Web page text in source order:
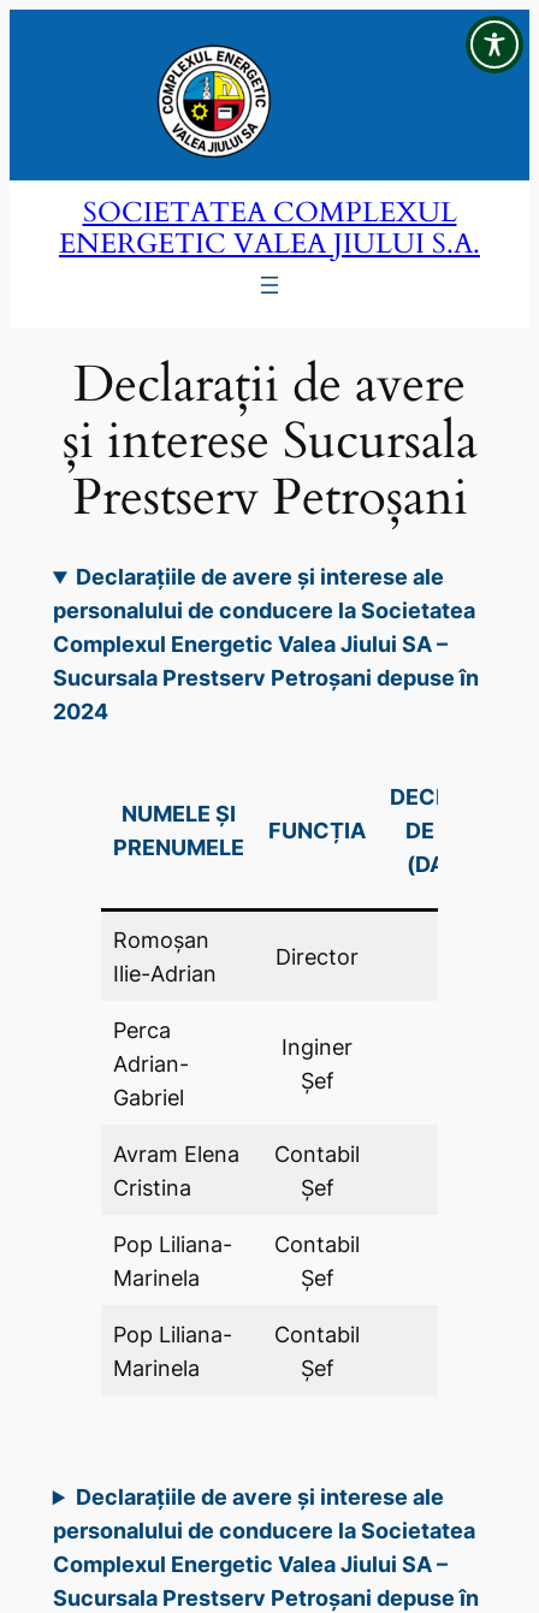
SOCIETATEA COMPLEXUL
ENERGETIC VALEA JIULUI S.A.
Declarații de avere
și interese Sucursala
Prestserv Petroșani
Declarațiile de avere și interese ale
personalului de conducere la Societatea
Complexul Energetic Valea Jiului SA –
Sucursala Prestserv Petroșani depuse în
2024
NUMELE ȘI
PRENUMELE
FUNCȚIA
DECLARAŢIE
DE AVERE
(DA .PDF)
Romoșan
Ilie-Adrian
Director
Perca
Adrian-
Gabriel
Inginer
Şef
Avram Elena
Cristina
Contabil
Şef
Pop Liliana-
Marinela
Contabil
Şef
Pop Liliana-
Marinela
Contabil
Şef
Declarațiile de avere și interese ale
personalului de conducere la Societatea
Complexul Energetic Valea Jiului SA –
Sucursala Prestserv Petroșani depuse în